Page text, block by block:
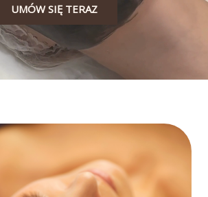
UMÓW SIĘ TERAZ